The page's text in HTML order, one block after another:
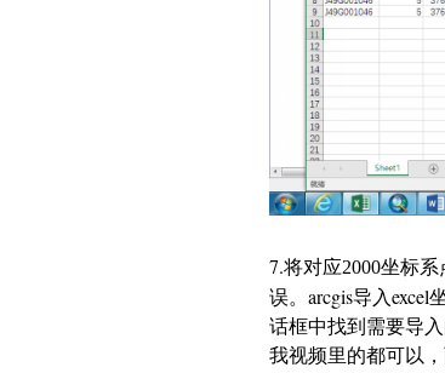
7.将对应2000坐标系
误。arcgis导入
话框中找到需要导
我视频里的都可以